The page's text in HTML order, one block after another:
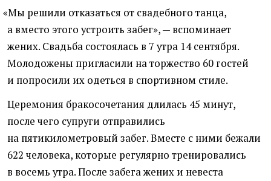
«Мы решили отказаться от свадебного танца,
а вместо этого устроить забег», — вспоминает
жених. Свадьба состоялась в 7 утра 14 сентября.
Молодожены пригласили на торжество 60 гостей
и попросили их одеться в спортивном стиле.
Церемония бракосочетания длилась 45 минут,
после чего супруги отправились
на пятикилометровый забег. Вместе с ними бежали
622 человека, которые регулярно тренировались
в восемь утра. После забега жених и невеста